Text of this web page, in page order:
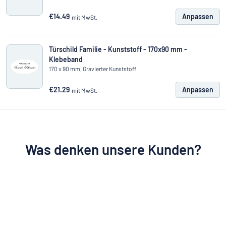
€14.49 mit MwSt. Anpassen
Türschild Familie - Kunststoff - 170x90 mm -
Klebeband
170 x 90 mm, Gravierter Kunststoff
€21.29 mit MwSt. Anpassen
Was denken unsere Kunden?